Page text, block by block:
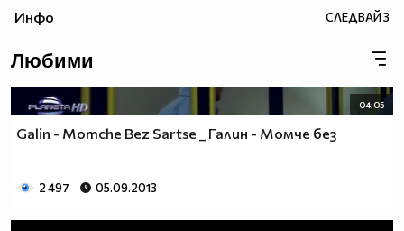
Инфо СЛЕДВАЙ3
Любими
04:05
Galin - Momche Bez Sartse _ Галин - Момче без
2 497 05.09.2013